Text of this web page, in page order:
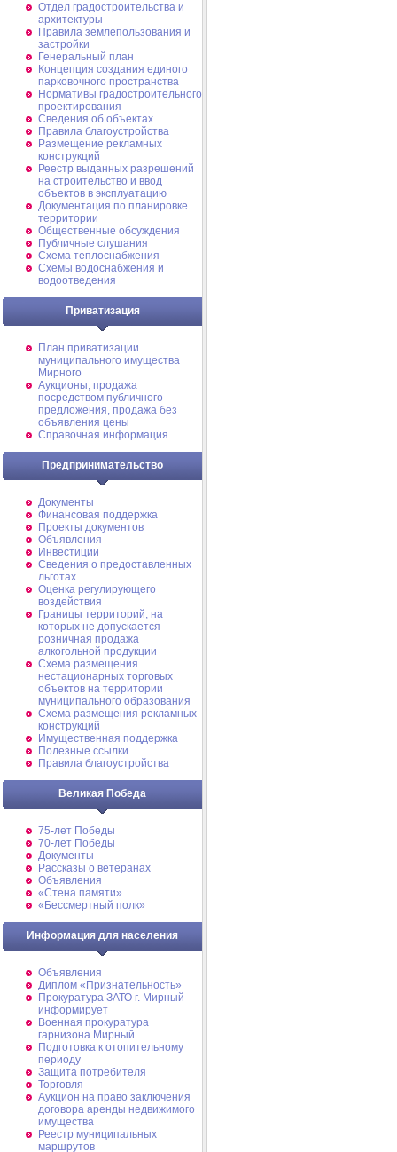
Отдел градостроительства и
архитектуры
Правила землепользования и
застройки
Генеральный план
Концепция создания единого
парковочного пространства
Нормативы градостроительного
проектирования
Сведения об объектах
Правила благоустройства
Размещение рекламных
конструкций
Реестр выданных разрешений
на строительство и ввод
объектов в эксплуатацию
Документация по планировке
территории
Общественные обсуждения
Публичные слушания
Схема теплоснабжения
Схемы водоснабжения и
водоотведения
Приватизация
План приватизации
муниципального имущества
Мирного
Аукционы, продажа
посредством публичного
предложения, продажа без
объявления цены
Справочная информация
Предпринимательство
Документы
Финансовая поддержка
Проекты документов
Объявления
Инвестиции
Сведения о предоставленных
льготах
Оценка регулирующего
воздействия
Границы территорий, на
которых не допускается
розничная продажа
алкогольной продукции
Схема размещения
нестационарных торговых
объектов на территории
муниципального образования
Схема размещения рекламных
конструкций
Имущественная поддержка
Полезные ссылки
Правила благоустройства
Великая Победа
75-лет Победы
70-лет Победы
Документы
Рассказы о ветеранах
Объявления
«Стена памяти»
«Бессмертный полк»
Информация для населения
Объявления
Диплом «Признательность»
Прокуратура ЗАТО г. Мирный
информирует
Военная прокуратура
гарнизона Мирный
Подготовка к отопительному
периоду
Защита потребителя
Торговля
Аукцион на право заключения
договора аренды недвижимого
имущества
Реестр муниципальных
маршрутов